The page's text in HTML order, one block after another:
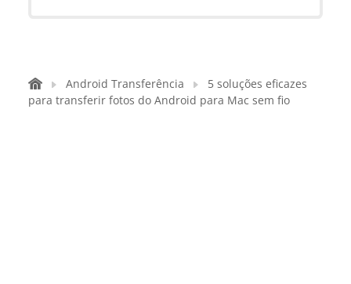
Android Transferência
5 soluções eficazes
para transferir fotos do Android para Mac sem fio